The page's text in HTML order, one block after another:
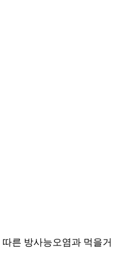
른 방사능오염과 먹을거